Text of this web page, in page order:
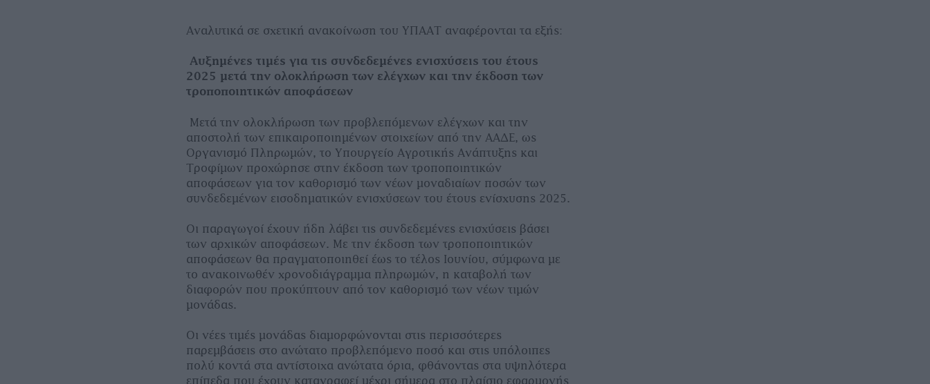
Αναλυτικά σε σχετική ανακοίνωση του ΥΠΑΑΤ αναφέρονται τα εξής:
Αυξημένες τιμές για τις συνδεδεμένες ενισχύσεις του έτους
2025 μετά την ολοκλήρωση των ελέγχων και την έκδοση των
τροποποιητικών αποφάσεων
Μετά την ολοκλήρωση των προβλεπόμενων ελέγχων και την
αποστολή των επικαιροποιημένων στοιχείων από την ΑΑΔΕ, ως
Οργανισμό Πληρωμών, το Υπουργείο Αγροτικής Ανάπτυξης και
Τροφίμων προχώρησε στην έκδοση των τροποποιητικών
αποφάσεων για τον καθορισμό των νέων μοναδιαίων ποσών των
συνδεδεμένων εισοδηματικών ενισχύσεων του έτους ενίσχυσης 2025.
Οι παραγωγοί έχουν ήδη λάβει τις συνδεδεμένες ενισχύσεις βάσει
των αρχικών αποφάσεων. Με την έκδοση των τροποποιητικών
αποφάσεων θα πραγματοποιηθεί έως το τέλος Ιουνίου, σύμφωνα με
το ανακοινωθέν χρονοδιάγραμμα πληρωμών, η καταβολή των
διαφορών που προκύπτουν από τον καθορισμό των νέων τιμών
μονάδας.
Οι νέες τιμές μονάδας διαμορφώνονται στις περισσότερες
παρεμβάσεις στο ανώτατο προβλεπόμενο ποσό και στις υπόλοιπες
πολύ κοντά στα αντίστοιχα ανώτατα όρια, φθάνοντας στα υψηλότερα
επίπεδα που έχουν καταγραφεί μέχρι σήμερα στο πλαίσιο εφαρμογής